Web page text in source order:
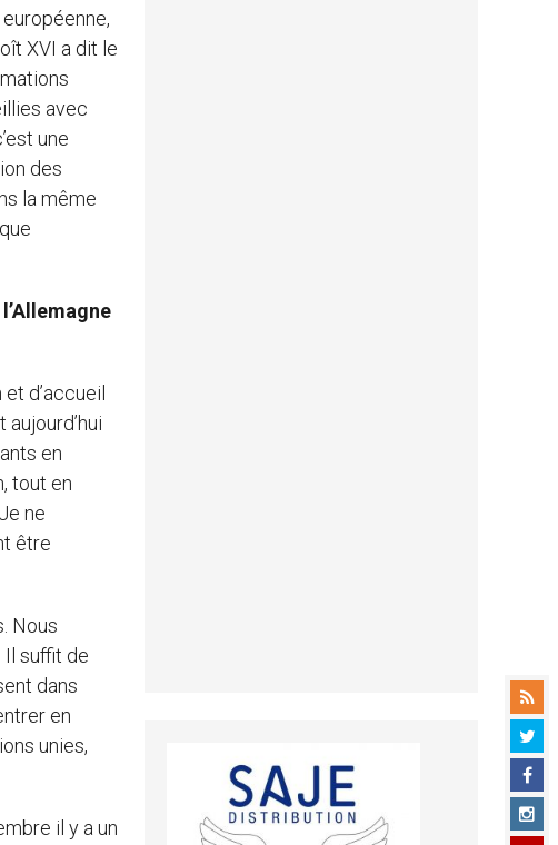
XVI a dit le
avec
une
des
la même
d’accueil
en
tout en
ne
être
Nous
Il suffit de
dans
en
unies,
il y a un